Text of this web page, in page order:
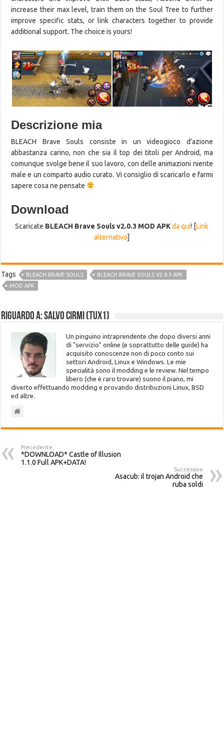
increase their max level, train them on the Soul Tree to further
improve specific stats, or link characters together to provide
additional support. The choice is yours!
Descrizione mia
BLEACH Brave Souls consiste in un videogioco d’azione
abbastanza carino, non che sia il top dei titoli per Android, ma
comunque svolge bene il suo lavoro, con delle animazioni niente
male e un comparto audio curato. Vi consiglio di scaricarlo e farmi
sapere cosa ne pensate
Download
Scaricate BLEACH Brave Souls v2.0.3 MOD APK da qui! [Link
alternativo]
Tags BLEACH BRAVE SOULS
BLEACH BRAVE SOULS V2.0.3 APK
MOD APK
Riguardo a: Salvo Cirmi (Tux1)
Un pinguino intraprendente che dopo diversi anni
di "servizio" online (e soprattutto delle guide) ha
acquisito conoscenze non di poco conto sui
settori Android, Linux e Windows. Le mie
specialità sono il modding e le review. Nel tempo
libero (che è raro trovare) suono il piano, mi
diverto effettuando modding e provando distribuzioni Linux, BSD
ed altre.
Precedente
*DOWNLOAD* Castle of Illusion
1.1.0 Full APK+DATA!
Successivo
Asacub: il trojan Android che
ruba soldi